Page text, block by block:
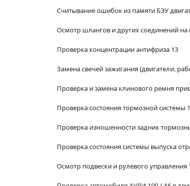
Считывание ошибок из памяти БЭУ
Осмотр шлангов и других соединений на
Проверка концентрации антифриза 13
Замена свечей зажигания (двигатели,
Проверка и замена клинового ремня
Проверка состояния тормозной системы
Проверка изношенности задних
Проверка состояния системы выпуска
Осмотр подвески и рулевого управления